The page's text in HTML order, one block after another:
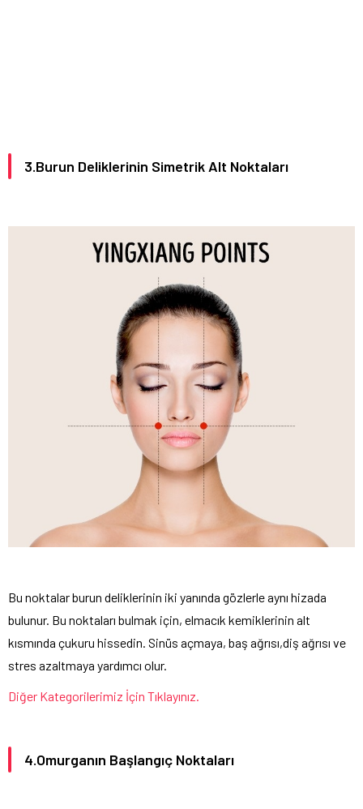
3.Burun Deliklerinin Simetrik Alt Noktaları
Bu noktalar burun deliklerinin iki yanında gözlerle aynı hizada
bulunur. Bu noktaları bulmak için, elmacık kemiklerinin alt
kısmında çukuru hissedin. Sinüs açmaya, baş ağrısı,diş ağrısı ve
stres azaltmaya yardımcı olur.
Diğer Kategorilerimiz İçin Tıklayınız.
4.Omurganın Başlangıç Noktaları